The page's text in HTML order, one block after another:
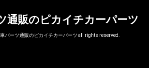
通販のピカイチカーパーツ
パーツ通販のピカイチカーパーツ all rights reserved.